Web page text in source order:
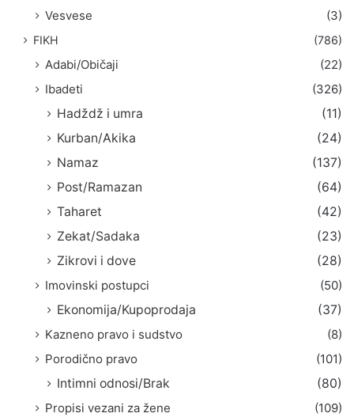
Vesvese
(3)
FIKH (786)
Adabi/Običaji
(22)
Ibadeti
(326)
Hadždž i umra
(11)
Kurban/Akika
(24)
Namaz
(137)
Post/Ramazan
(64)
Taharet
(42)
Zekat/Sadaka
(23)
Zikrovi i dove
(28)
Imovinski postupci
(50)
Ekonomija/Kupoprodaja
(37)
Kazneno pravo i sudstvo
(8)
Porodično pravo
(101)
Intimni odnosi/Brak
(80)
Propisi vezani za žene
(109)